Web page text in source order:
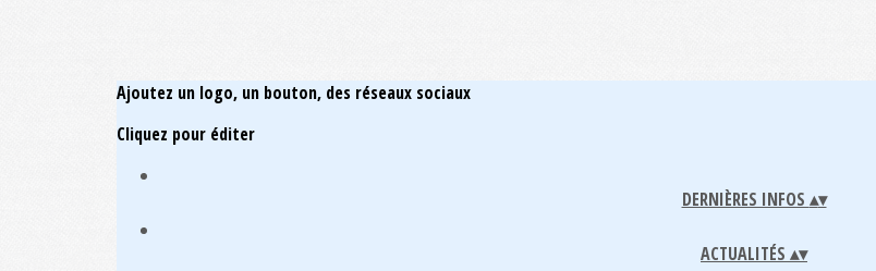
Ajoutez un logo, un bouton, des réseaux sociaux
Cliquez pour éditer
DERNIÈRES INFOS ▴▾
ACTUALITÉS ▴▾